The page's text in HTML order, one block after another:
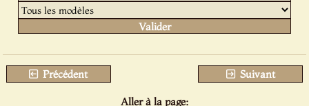
Précédent Suivant
Aller à la page: